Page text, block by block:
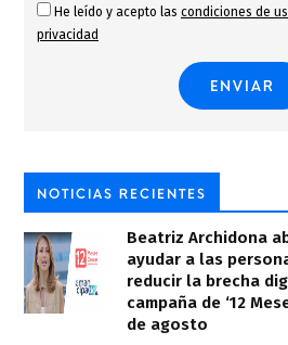
He leído y acepto las condiciones de
privacidad
NOTICIAS RECIENTES
Beatriz Archidona
ayudar a las
reducir la brecha
campaña de ‘12
de agosto